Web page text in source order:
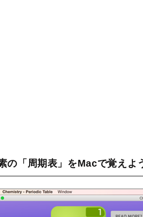
の「周期表」をMacで覚えよ